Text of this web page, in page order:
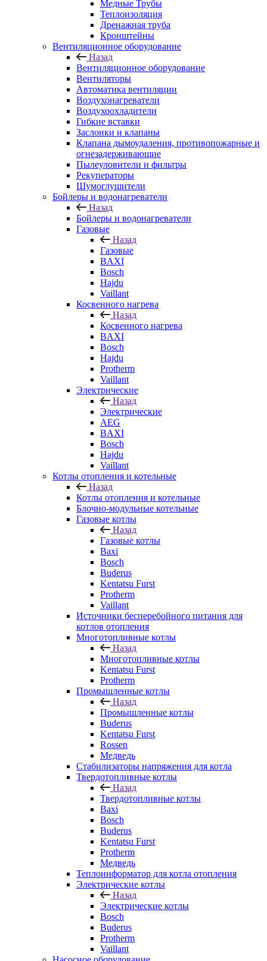
Медные Трубы
Теплоизоляция
Дренажная труба
Кронштейны
Вентиляционное оборудование
Назад
Вентиляционное оборудование
Вентиляторы
Автоматика вентиляции
Воздухонагреватели
Воздухоохладители
Гибкие вставки
Заслонки и клапаны
Клапана дымоудаления, противопожарные и
огнезадерживающие
Пылеуловители и фильтры
Рекуператоры
Шумоглушители
Бойлеры и водонагреватели
Назад
Бойлеры и водонагреватели
Газовые
Назад
Газовые
BAXI
Bosch
Hajdu
Vaillant
Косвенного нагрева
Назад
Косвенного нагрева
BAXI
Bosch
Hajdu
Protherm
Vaillant
Электрические
Назад
Электрические
AEG
BAXI
Bosch
Hajdu
Vaillant
Котлы отопления и котельные
Назад
Котлы отопления и котельные
Блочно-модульные котельные
Газовые котлы
Назад
Газовые котлы
Baxi
Bosch
Buderus
Kentatsu Furst
Protherm
Vaillant
Источники бесперебойного питания для
котлов отопления
Многотопливные котлы
Назад
Многотопливные котлы
Kentatsu Furst
Protherm
Промышленные котлы
Назад
Промышленные котлы
Buderus
Kentatsu Furst
Rossen
Медведь
Стабилизаторы напряжения для котла
Твердотопливные котлы
Назад
Твердотопливные котлы
Baxi
Bosch
Buderus
Kentatsu Furst
Protherm
Медведь
Теплоинформатор для котла отопления
Электрические котлы
Назад
Электрические котлы
Bosch
Buderus
Protherm
Vaillant